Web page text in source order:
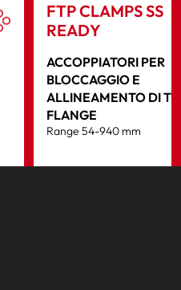
FTP CLAMPS SS
READY
ACCOPPIATORI PER
BLOCCAGGIO E
ALLINEAMENTO DI
FLANGE
Range 54-940 mm